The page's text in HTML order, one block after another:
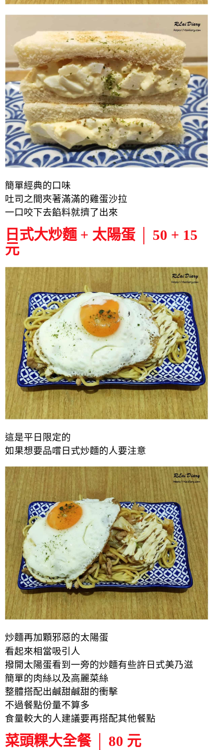
簡單經典的口味
吐司之間夾著滿滿的雞蛋沙拉
一口咬下去餡料就擠了出來
日式大炒麵 + 太陽蛋 │ 50 + 15
元
這是平日限定的
如果想要品嚐日式炒麵的人要注意
炒麵再加顆邪惡的太陽蛋
看起來相當吸引人
撥開太陽蛋看到一旁的炒麵有些許日式美乃滋
簡單的肉絲以及高麗菜絲
整體搭配出鹹甜鹹甜的衝擊
不過餐點份量不算多
食量較大的人建議要再搭配其他餐點
菜頭粿大全餐 │ 80 元